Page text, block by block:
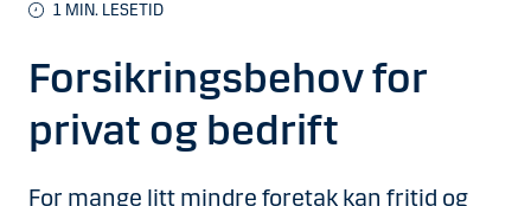
1 MIN. LESETID
Forsikringsbehov for
privat og bedrift
For mange litt mindre foretak kan fritid og